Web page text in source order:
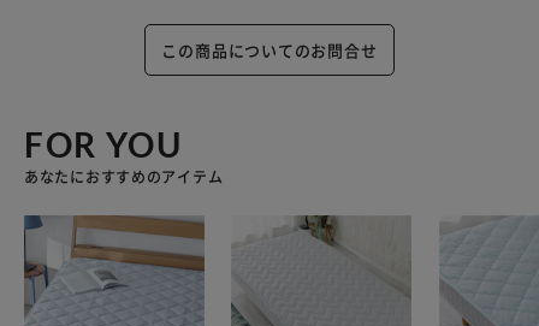
この商品についてのお問合せ
FOR YOU
あなたにおすすめのアイテム